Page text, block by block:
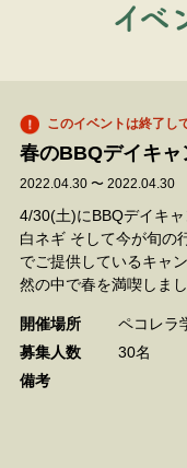
イベ
このイベントは終了し
春のBBQデイキャ
2022.04.30 〜 2022.04.30
4/30(土)にBBQデイキ
白ネギ そして今が旬の行者
でご提供しているキャン
然の中で春を満喫しま
開催場所
ペコレラ
募集⼈数
30名
備考